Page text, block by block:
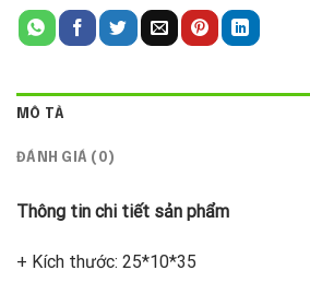
MÔ TẢ
ĐÁNH GIÁ (0)
Thông tin chi tiết sản phẩm
+ Kích thước: 25*10*35